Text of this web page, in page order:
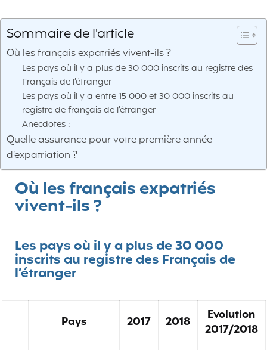
Sommaire de l'article
Où les français expatriés vivent-ils ?
Les pays où il y a plus de 30 000 inscrits au registre des
Français de l’étranger
Les pays où il y a entre 15 000 et 30 000 inscrits au
registre de français de l’étranger
Anecdotes :
Quelle assurance pour votre première année
d’expatriation ?
Où les français expatriés
vivent-ils ?
Les pays où il y a plus de 30 000
inscrits au registre des Français de
l’étranger
Pays 2017 2018
Evolution
2017/2018